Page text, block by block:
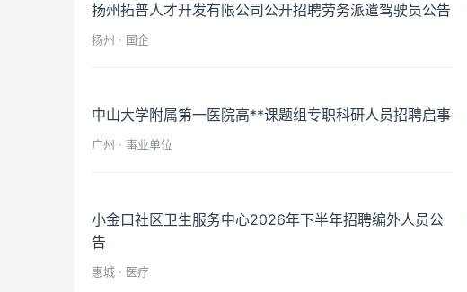
扬州拓普人才开发有限公司公开招聘劳务派遣驾驶员公告
扬州 · 国企
中山大学附属第一医院高**课题组专职科研人员招聘启事
广州 · 事业单位
小金口社区卫生服务中心2026年下半年招聘编外人员公
告
惠城 · 医疗